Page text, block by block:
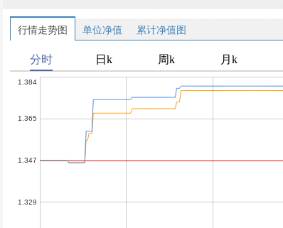
行情走势图 单位净值 累计净值图